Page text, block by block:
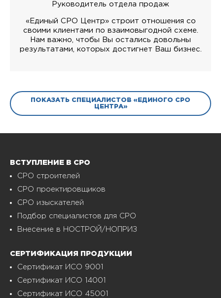
Руководитель отдела продаж
«Единый СРО Центр» строит отношения со
своими клиентами по взаимовыгодной схеме.
Нам важно, чтобы Вы остались довольны
результатами, которых достигнет Ваш бизнес.
ПОКАЗАТЬ СПЕЦИАЛИСТОВ «ЕДИНОГО СРО
ЦЕНТРА»
ВСТУПЛЕНИЕ В СРО
СРО строителей
СРО проектировщиков
СРО изыскателей
Подбор специалистов для СРО
Внесение в НОСТРОЙ/НОПРИЗ
СЕРТИФИКАЦИЯ ПРОДУКЦИИ
Сертификат ИСО 9001
Сертификат ИСО 14001
Сертификат ИСО 45001